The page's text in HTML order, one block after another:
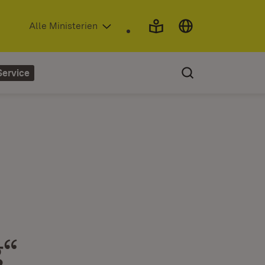
in neuem Fenster)
Alle Ministerien